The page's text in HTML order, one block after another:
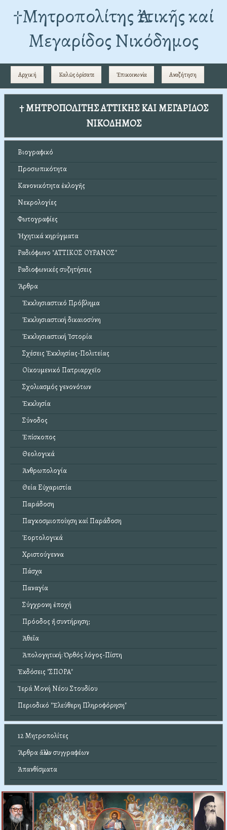
†Mητροπολίτης Ἀττικῆς καί
Μεγαρίδος Νικόδημος
Αρχική Καλῶς ὁρίσατε Ἐπικοινωνία Αναζήτηση
† ΜΗΤΡΟΠΟΛΙΤΗΣ ΑΤΤΙΚΗΣ ΚΑΙ ΜΕΓΑΡΙΔΟΣ
ΝΙΚΟΔΗΜΟΣ
Βιογραφικό
Προσωπικότητα
Κανονικότητα ἐκλογῆς
Νεκρολογίες
Φωτογραφίες
Ἠχητικά κηρύγματα
Ραδιόφωνο "ΑΤΤΙΚΟΣ ΟΥΡΑΝΟΣ"
Ραδιοφωνικές συζητήσεις
Ἄρθρα
Ἐκκλησιαστικό Πρόβλημα
Ἐκκλησιαστική δικαιοσύνη
Ἐκκλησιαστική Ἱστορία
Σχέσεις Ἐκκλησίας-Πολιτείας
Οἰκουμενικό Πατριαρχεῖο
Σχολιασμός γενονότων
Ἐκκλησία
Σύνοδος
Ἐπίσκοπος
Θεολογικά
Ἀνθρωπολογία
Θεία Εὐχαριστία
Παράδοση
Παγκοσμιοποίηση καί Παράδοση
Ἑορτολογικά
Χριστούγεννα
Πάσχα
Παναγία
Σύγχρονη ἐποχή
Πρόοδος ἤ συντήρηση;
Ἀθεΐα
Ἀπολογητική: Ὀρθός λόγος-Πίστη
Ἐκδόσεις "ΣΠΟΡΑ"
Ἱερά Μονή Νέου Στουδίου
Περιοδικό "Ἐλεύθερη Πληροφόρηση"
12 Μητροπολίτες
Ἄρθρα ἄλλων συγγραφέων
Ἀπανθίσματα